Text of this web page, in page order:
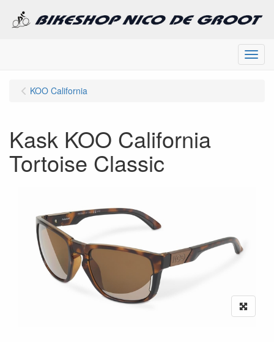
Menu
KOO California
Kask KOO California
Tortoise Classic